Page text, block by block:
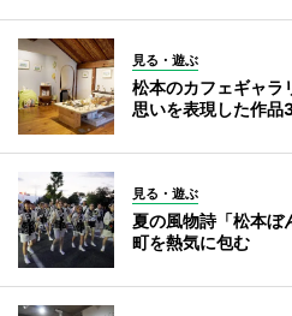
見る・遊ぶ
松本のカフェギャ
思いを表現した作品
見る・遊ぶ
夏の風物詩「松本
町を熱気に包む